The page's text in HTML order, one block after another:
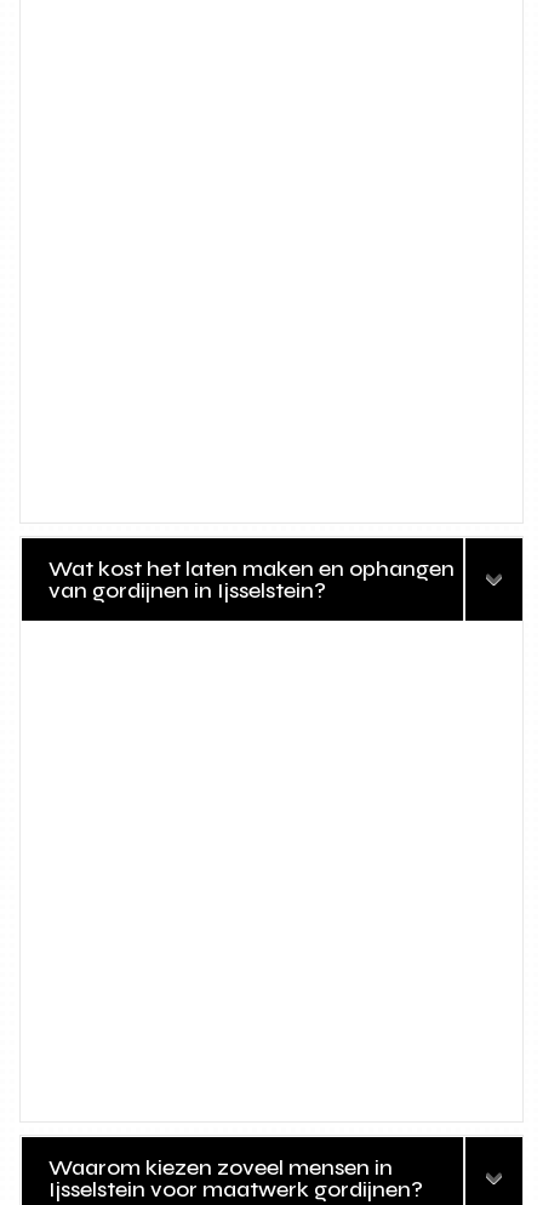
Wat kost het laten maken en ophangen
van gordijnen in Ijsselstein?
Waarom kiezen zoveel mensen in
Ijsselstein voor maatwerk gordijnen?